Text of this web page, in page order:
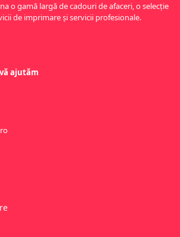
o gamă largă de cadouri de afaceri, o selecție
de imprimare și servicii profesionale.
ajutăm